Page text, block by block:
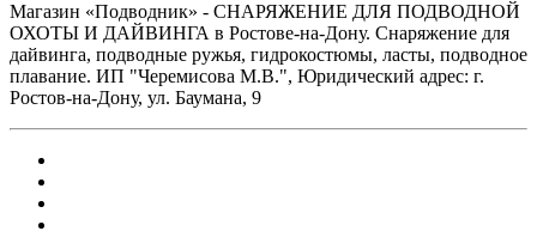
Магазин «Подводник» - СНАРЯЖЕНИЕ ДЛЯ ПОДВОДНОЙ
ОХОТЫ И ДАЙВИНГА в Ростове-на-Дону. Снаряжение для
дайвинга, подводные ружья, гидрокостюмы, ласты, подводное
плавание. ИП "Черемисова М.В.", Юридический адрес: г.
Ростов-на-Дону, ул. Баумана, 9